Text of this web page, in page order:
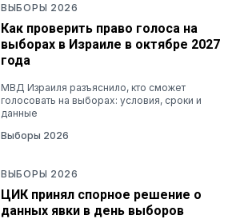
ВЫБОРЫ 2026
Как проверить право голоса на
выборах в Израиле в октябре 2027
года
МВД Израиля разъяснило, кто сможет
голосовать на выборах: условия, сроки и
данные
Выборы 2026
ВЫБОРЫ 2026
ЦИК принял спорное решение о
данных явки в день выборов